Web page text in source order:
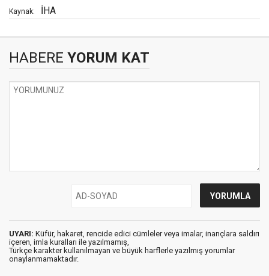
Kaynak: İHA
HABERE YORUM KAT
UYARI: Küfür, hakaret, rencide edici cümleler veya imalar, inançlara saldırı
içeren, imla kuralları ile yazılmamış,
Türkçe karakter kullanılmayan ve büyük harflerle yazılmış yorumlar
onaylanmamaktadır.